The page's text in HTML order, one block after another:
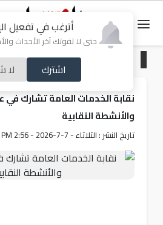
أترغب في تفعيل
حتى لا تفوتك آخر الأحداث
اشترك لا
خبر و صورة
نقابة الخدمات العامة تشارك في
والأنشطة النقابية
تاريخ النشر : الثلاثاء - 7-7-2026 - 2:56 PM